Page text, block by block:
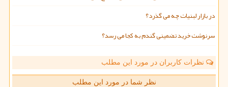
در بازار لبنیات چه می گذرد؟
سرنوشت خرید تضمینی گندم به کجا می رسد؟
نظرات کاربران در مورد این مطلب
نظر شما در مورد این مطلب